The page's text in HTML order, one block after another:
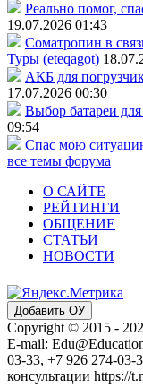
Реально помог,
19.07.2026 01:43
Соматропин в
Туры (eteqagot)
АКБ для
17.07.2026 00:30
Выбор батареи
09:54
Спас мою
все темы форума
О САЙТЕ
РЕЙТИНГИ
ОБЩЕНИЕ
СТАТЬИ
НОВОСТИ
Добавить ОУ
Copyright © 2015 -
E-mail:
03-33, +7 926 274-03-
консультации https://